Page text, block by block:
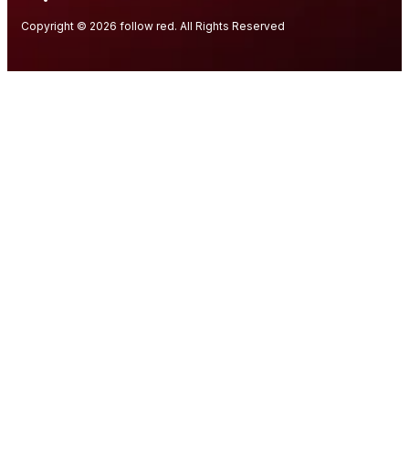
Copyright © 2026 follow red. All Rights Reserved